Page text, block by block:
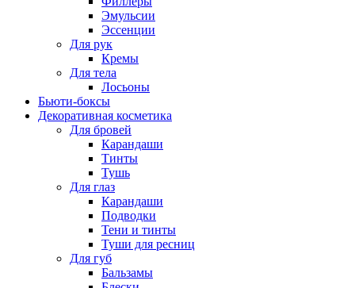
Эмульсии
Эссенции
Для рук
Кремы
Для тела
Лосьоны
Бьюти-боксы
Декоративная косметика
Для бровей
Карандаши
Тинты
Тушь
Для глаз
Карандаши
Подводки
Тени и тинты
Туши для ресниц
Для губ
Бальзамы